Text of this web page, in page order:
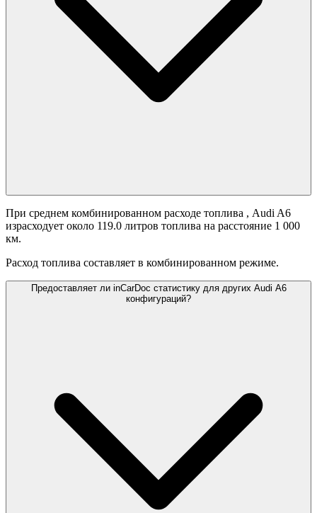
При среднем комбинированном расходе топлива , Audi A6
израсходует около 119.0 литров топлива на расстояние 1 000
км.
Расход топлива составляет в комбинированном режиме.
Предоставляет ли inCarDoc статистику для других Audi A6
конфигураций?